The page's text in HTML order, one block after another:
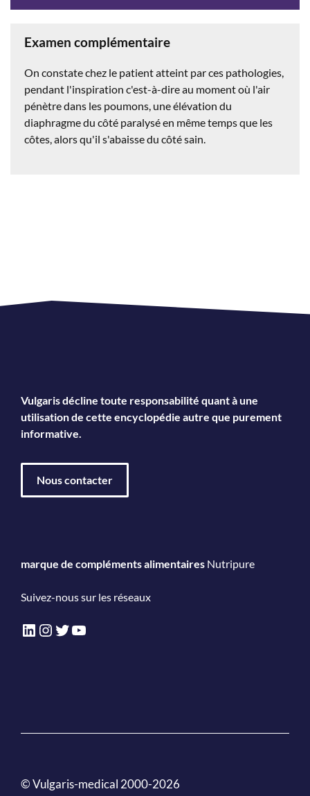
Examen complémentaire
On constate chez le patient atteint par ces pathologies,
pendant l'inspiration c'est-à-dire au moment où l'air
pénètre dans les poumons, une élévation du
diaphragme du côté paralysé en même temps que les
côtes, alors qu'il s'abaisse du côté sain.
Vulgaris décline toute responsabilité quant à une
utilisation de cette encyclopédie autre que purement
informative.
Nous contacter
marque de compléments alimentaires Nutripure
Suivez-nous sur les réseaux
LinkedIn
Instagram
Twitter
YouTube
© Vulgaris-medical 2000-2026